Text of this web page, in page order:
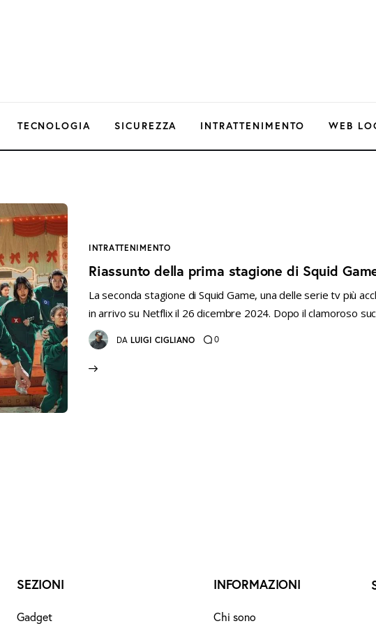
TECNOLOGIA SICUREZZA INTRATTENIMENTO WEB
INTRATTENIMENTO
Riassunto della prima stagione di Squid
La seconda stagione di Squid Game, una delle serie tv più
in arrivo su Netflix il 26 dicembre 2024. Dopo il clamoroso
DA LUIGI CIGLIANO 0
SEZIONI
Gadget
INFORMAZIONI
Chi sono